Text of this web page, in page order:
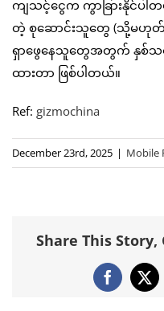
ကျသင့်ငွေက ကွာခြားနိုင်ပါ
တဲ့ စုဆောင်းသူတွေ (သို့မဟုတ်
ရှာဖွေနေသူတွေအတွက် နှစ်
ထားတာ ဖြစ်ပါတယ်။
Ref: gizmochina
December 23rd, 2025 | Mobile
Share This
Facebook
X